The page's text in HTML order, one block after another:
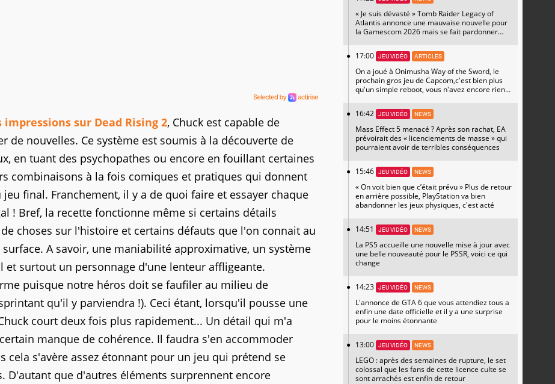
impressions sur Dead Rising 2, Chuck est capable de
de nouvelles. Ce système est soumis à la découverte de
en tuant des psychopathes ou encore en fouillant certaines
combinaisons à la fois comiques et pratiques qui donnent
final. Franchement, il y a de quoi faire et essayer chaque
! Bref, la recette fonctionne même si certains détails
choses sur l'histoire et certains défauts que l'on connait au
A savoir, une maniabilité approximative, un système
surtout un personnage d'une lenteur affligeante.
puisque notre héros doit se faufiler au milieu de
qu'il y parviendra !). Ceci étant, lorsqu'il pousse une
court deux fois plus rapidement... Un détail qui m'a
manque de cohérence. Il faudra s'en accommoder
cela s'avère assez étonnant pour un jeu qui prétend se
D'autant que d'autres éléments surprennent encore
« Je suis dévasté » Tomb Raider Legacy of
Atlantis annonce une mauvaise nouvelle pour
la Gamescom 2026 mais se fait pardonner
17:00
JEU VIDÉO ARTICLES
On a joué à Onimusha Way of the Sword, le
prochain gros jeu de Capcom,c'est bien plus
qu'un simple reboot, vous n'avez encore rien
16:42
JEU VIDÉO NEWS
Mass Effect 5 menacé ? Après son rachat, EA
prévoirait des « licenciements de masse » qui
pourraient avoir de terribles conséquences
15:46 JEU VIDÉO NEWS
« On voit bien que c’était prévu » Plus de retour
en arrière possible, PlayStation va bien
abandonner les jeux physiques, c'est acté
14:51 JEU VIDÉO NEWS
La PS5 accueille une nouvelle mise à jour avec
une belle nouveauté pour le PSSR, voici ce qui
change
14:23 JEU VIDÉO NEWS
L'annonce de GTA 6 que vous attendiez tous a
enfin une date officielle et il y a une surprise
pour le moins étonnante
13:00 JEU VIDÉO NEWS
LEGO : après des semaines de rupture, le set
colossal que les fans de cette licence culte se
sont arrachés est enfin de retour